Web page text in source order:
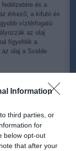
Information
third parties, or
for
below opt-out
that after your
és a
érkező, a kifutó és
víztérfogatú
az olaj
figyelték a
olaj a Scelde
elhagyhatják a
mosókkal
az olajat. Ez még
hosszabb ideig